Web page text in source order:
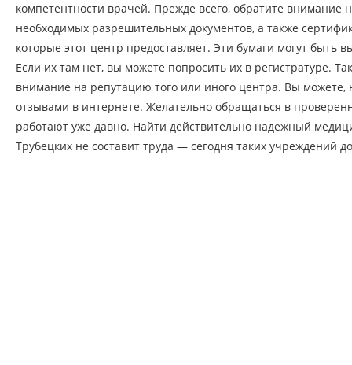
компетентности врачей. Прежде всего, обратите внимание
необходимых разрешительных документов, а также
которые этот центр предоставляет. Эти бумаги могут быть
Если их там нет, вы можете попросить их в регистратуре.
внимание на репутацию того или иного центра. Вы можете,
отзывами в интернете. Желательно обращаться в
работают уже давно. Найти действительно надежный
Трубецких не составит труда — сегодня таких учреждений